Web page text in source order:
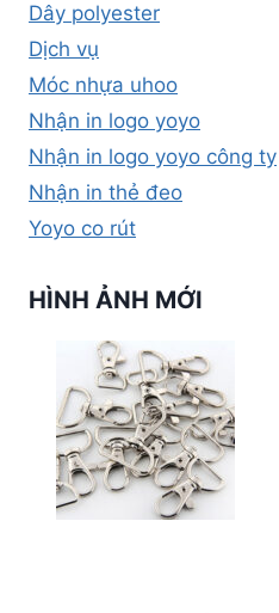
Dây polyester
Dịch vụ
Móc nhựa uhoo
Nhận in logo yoyo
Nhận in logo yoyo công ty
Nhận in thẻ đeo
Yoyo co rút
HÌNH ẢNH MỚI